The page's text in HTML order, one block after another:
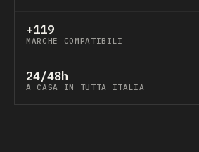
+119
MARCHE COMPATIBILI
24/48h
A CASA IN TUTTA ITALIA